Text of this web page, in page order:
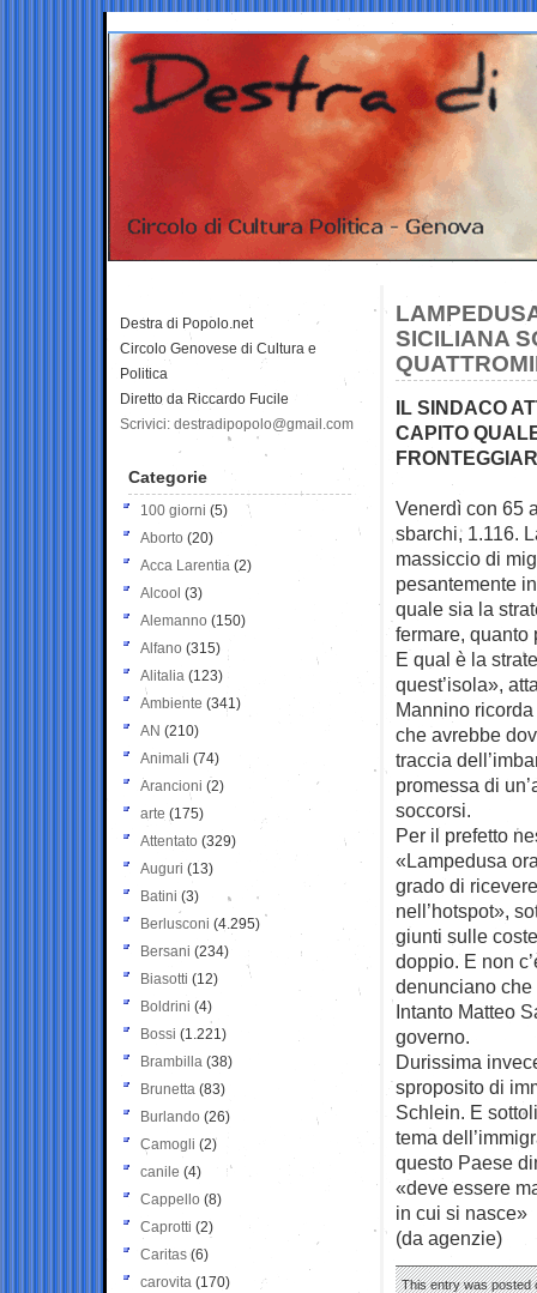
SICILIANA
IL SINDACO
CAPITO
Venerdì con 65
sbarchi, 1.116.
massiccio di
pesantemente
quale sia la
fermare, quanto
E qual è la
quest’isola»,
Mannino
che avrebbe
traccia
promessa di
soccorsi.
Per il prefetto
«Lampedusa
grado di
nell’hotspot»,
giunti sulle
doppio. E non
denunciano
Intanto Matteo
governo.
Durissima
sproposito di
Schlein. E
tema
questo Paese
«deve essere
in cui si nasce»
(da agenzie)
This entry was posted
Destra di Popolo.net
Circolo Genovese di Cultura e
Politica
Diretto da Riccardo Fucile
Scrivici: destradipopolo@gmail.com
Categorie
100 giorni (5)
Aborto (20)
Acca Larentia (2)
Alcool (3)
Alemanno (150)
Alfano (315)
Alitalia (123)
Ambiente (341)
AN (210)
Animali (74)
Arancioni (2)
arte (175)
Attentato (329)
Auguri (13)
Batini (3)
Berlusconi (4.295)
Bersani (234)
Biasotti (12)
Boldrini (4)
Bossi (1.221)
Brambilla (38)
Brunetta (83)
Burlando (26)
Camogli (2)
canile (4)
Cappello (8)
Caprotti (2)
Caritas (6)
carovita (170)